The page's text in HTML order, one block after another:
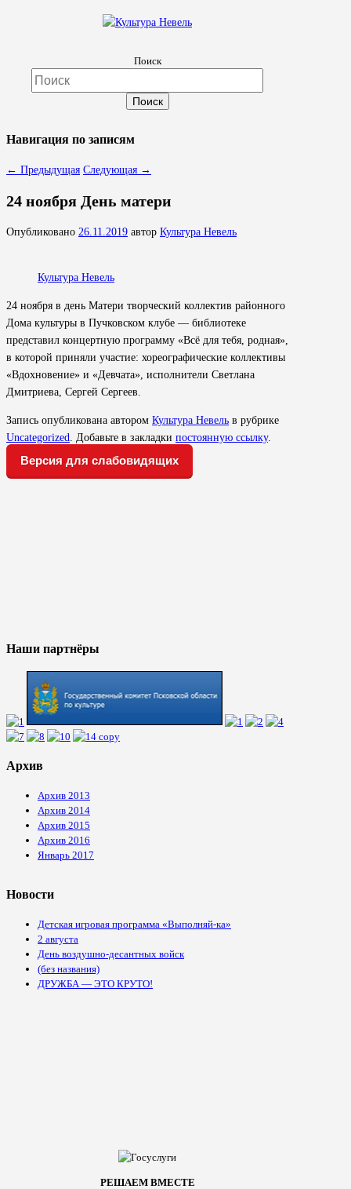
Культура Невель
МБУК Невельского района "Культура и досуг"
Поиск
Навигация по записям
← Предыдущая Следующая →
24 ноября День матери
Опубликовано 26.11.2019 автор Культура Невель
Культура Невель
24 ноября в день Матери творческий коллектив районного
Дома культуры в Пучковском клубе — библиотеке
представил концертную программу «Всё для тебя, родная»,
в которой приняли участие: хореографические коллективы
«Вдохновение» и «Девчата», исполнители Светлана
Дмитриева, Сергей Сергеев.
Запись опубликована автором Культура Невель в рубрике
Uncategorized
. Добавьте в закладки постоянную ссылку.
Версия для слабовидящих
Наши партнёры
Архив
Архив 2013
Архив 2014
Архив 2015
Архив 2016
Январь 2017
Новости
Детская игровая программа «Выполняй-ка»
2 августа
День воздушно-десантных войск
(без названия)
ДРУЖБА — ЭТО КРУТО!
РЕШАЕМ ВМЕСТЕ